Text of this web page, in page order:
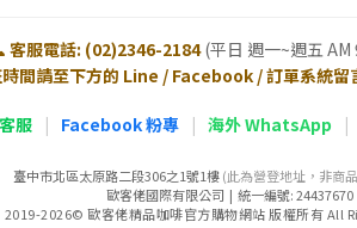
客服電話: (02)2346-2184 (平日 週一~週五 AM
間請至下方的 Line / Facebook / 訂單系統留
服 | Facebook 粉專 | 海外 WhatsApp |
臺中市北區太原路二段306之1號1樓(此為營登地址，非商
歐客佬國際有限公司 | 統一編號: 24437670
2019-2026© 歐客佬精品咖啡官方購物網站 版權所有 All